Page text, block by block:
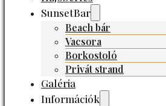
SunsetBar
Beach bár
Vacsora
Borkostoló
Privát strand
Galéria
Információk